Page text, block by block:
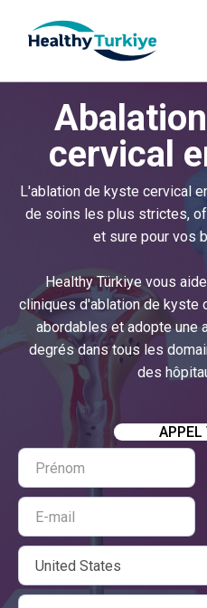
p
n
cervical
L'ablation de kyste cervical
de soins les plus strictes,
et sure pour vos
Healthy Türkiye vous
cliniques d'ablation de kyste
abordables et adopte une
degrés dans tous les
des
APPEL